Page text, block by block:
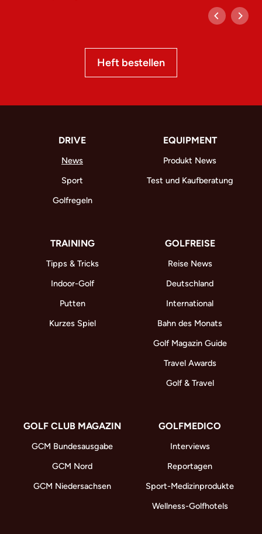
Heft bestellen
DRIVE
News
Sport
Golfregeln
EQUIPMENT
Produkt News
Test und Kaufberatung
TRAINING
Tipps & Tricks
Indoor-Golf
Putten
Kurzes Spiel
GOLFREISE
Reise News
Deutschland
International
Bahn des Monats
Golf Magazin Guide
Travel Awards
Golf & Travel
GOLF CLUB MAGAZIN
GCM Bundesausgabe
GCM Nord
GCM Niedersachsen
GOLFMEDICO
Interviews
Reportagen
Sport-Medizinprodukte
Wellness-Golfhotels